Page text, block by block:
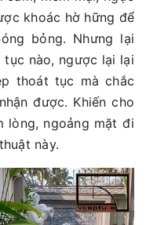
khoác hờ hững để
bỏng. Nhưng lại
nào, ngược lại lại
thoát tục mà chắc
được. Khiến cho
lòng, ngoảng mặt đi
này.